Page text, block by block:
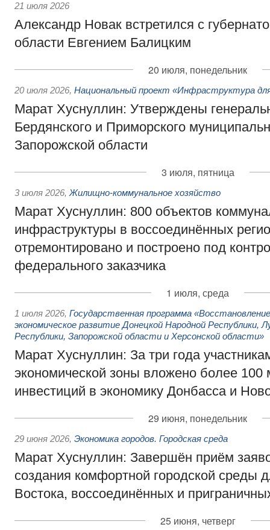
21 июля 2026
Александр Новак встретился с
области Евгением Балицким
20 июля, понедельник
20 июля 2026, Национальный проект «Инфраструктура
Марат Хуснуллин: Утверждены
Бердянского и Приморского
Запорожской области
3 июля, пятница
3 июля 2026, Жилищно-коммунальное хозяйство
Марат Хуснуллин: 800 объектов
инфраструктуры в воссоединённых
отремонтировано и построено под
федерального заказчика
1 июля, среда
1 июля 2026, Государственная программа
экономическое развитие Донецкой Народной Республики,
Республики, Запорожской области и Херсонской области»
Марат Хуснуллин: За три года
экономической зоны вложено более 100
инвестиций в экономику Донбасса и
29 июня, понедельник
29 июня 2026, Экономика городов. Городская среда
Марат Хуснуллин: Завершён приём
создания комфортной городской среды
Востока, воссоединённых и
25 июня, четверг